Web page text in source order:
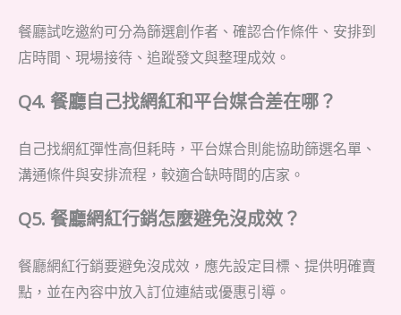
餐廳試吃邀約可分為篩選創作者、確認合作條件、安排到
店時間、現場接待、追蹤發文與整理成效。
Q4. 餐廳自己找網紅和平台媒合差在哪？
自己找網紅彈性高但耗時，平台媒合則能協助篩選名單、
溝通條件與安排流程，較適合缺時間的店家。
Q5. 餐廳網紅行銷怎麼避免沒成效？
餐廳網紅行銷要避免沒成效，應先設定目標、提供明確賣
點，並在內容中放入訂位連結或優惠引導。